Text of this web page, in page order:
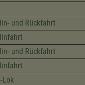
und Rückfahrt
und Rückfahrt
Lok